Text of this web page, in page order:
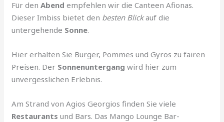
Für denAbend empfehlen wir die Canteen Afionas.
Dieser Imbiss bietet den besten Blickauf die
untergehende Sonne.
Hier erhalten Sie Burger, Pommes und Gyros zu fairen
Preisen. Der Sonnenuntergang wird hier zum
unvergesslichen Erlebnis.
Am Strand von Agios Georgios finden Sie viele
Restaurants und Bars. Das Mango Lounge Bar-